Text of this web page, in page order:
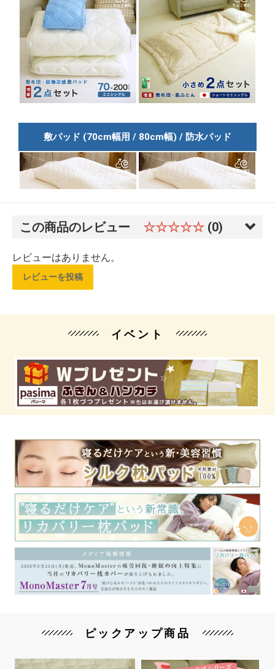
この商品のレビュー ☆☆☆☆☆ (0)
レビューはありません。
レビューを投稿
イベント
ピックアップ商品